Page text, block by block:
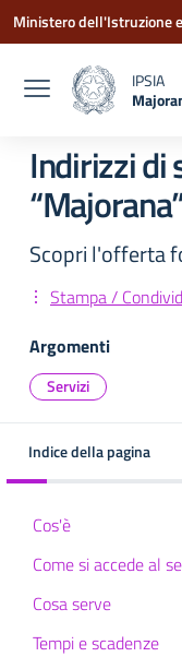
Vai ai contenuti
Vai al menu di
Vai al footer
Ministero dell'Istruzione
IPSIA
Indirizzi di
Scopri l'offerta
Stampa /
Argomenti
Servizi
Indice della pagina
Cos'è
Come si accede al
Cosa serve
Tempi e scadenze